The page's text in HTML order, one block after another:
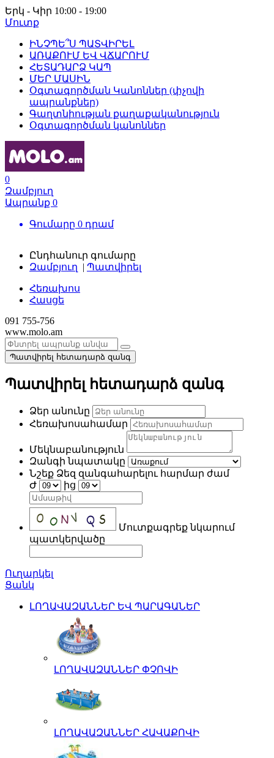
Երկ - Կիր 10:00 - 19:00
Մուտք
ԻՆՉՊԵ՞Ս ՊԱՏՎԻՐԵԼ
ԱՌԱՔՈՒՄ ԵՎ ՎՃԱՐՈՒՄ
ՀԵՏԱԴԱՐՁ ԿԱՊ
ՄԵՐ ՄԱՍԻՆ
Օգտագործման Կանոններ (փչովի
ապրանքներ)
Գաղտնիության քաղաքականություն
Օգտագործման կանոններ
0
Զամբյուղ
Ապրանք 0
Գումարը 0 դրամ
Ընդհանուր գումարը
Զամբյուղ | Պատվիրել
Հեռախոս
Հասցե
091 755-756
www.molo.am
Պատվիրել հետադարձ զանգ
Պատվիրել հետադարձ զանգ
Ձեր անունը
Հեռախոսահամար
Մեկնաբանություն
Զանգի նպատակը
Նշեք Ձեզ զանգահարելու հարմար ժամ
Ժ
ից
Մուտքագրեք նկարում
պատկերվածը
Ուղարկել
Ցանկ
ԼՈՂԱՎԱԶԱՆՆԵՐ ԵՎ ՊԱՐԱԳԱՆԵՐ
ԼՈՂԱՎԱԶԱՆՆԵՐ ՓՉՈՎԻ
ԼՈՂԱՎԱԶԱՆՆԵՐ ՀԱՎԱՔՈՎԻ